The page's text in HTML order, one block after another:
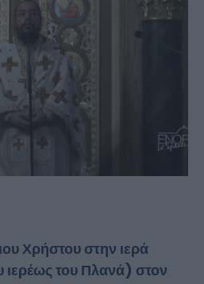
Χρήστου στην ιερά
του Πλανά) στον